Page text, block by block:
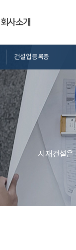
회사소개
건설업등록증
시재건설은